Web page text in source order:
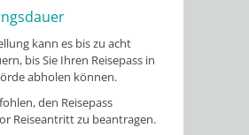
kann es bis zu acht
bis Sie Ihren Reisepass in
abholen können.
den Reisepass
Reiseantritt zu beantragen.